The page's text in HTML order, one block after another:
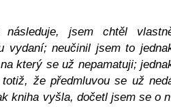
následuje, jsem chtěl
vydaní; neučinil jsem to
který se už nepamatuji;
že předmluvou se už
kniha vyšla, dočetl jsem se o